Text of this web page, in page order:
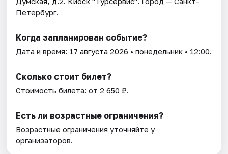
Петербург.
Когда запланирован событие?
Дата и время: 17 августа 2026 • понедельник • 12:00.
Сколько стоит билет?
Стоимость билета: от 2 650 ₽.
Есть ли возрастные ограничения?
Возрастные ограничения уточняйте у
организаторов.